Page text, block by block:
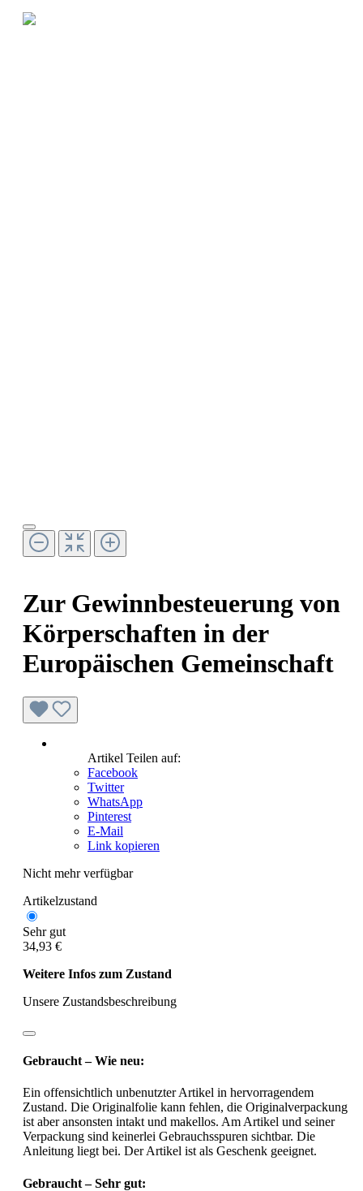
Zur Gewinnbesteuerung von
Körperschaften in der
Europäischen Gemeinschaft
Artikel Teilen auf:
Facebook
Twitter
WhatsApp
Pinterest
E-Mail
Link kopieren
Nicht mehr verfügbar
Artikelzustand
Sehr gut
34,93 €
Weitere Infos zum Zustand
Unsere Zustandsbeschreibung
Gebraucht – Wie neu:
Ein offensichtlich unbenutzter Artikel in hervorragendem
Zustand. Die Originalfolie kann fehlen, die Originalverpackung
ist aber ansonsten intakt und makellos. Am Artikel und seiner
Verpackung sind keinerlei Gebrauchsspuren sichtbar. Die
Anleitung liegt bei. Der Artikel ist als Geschenk geeignet.
Gebraucht – Sehr gut: